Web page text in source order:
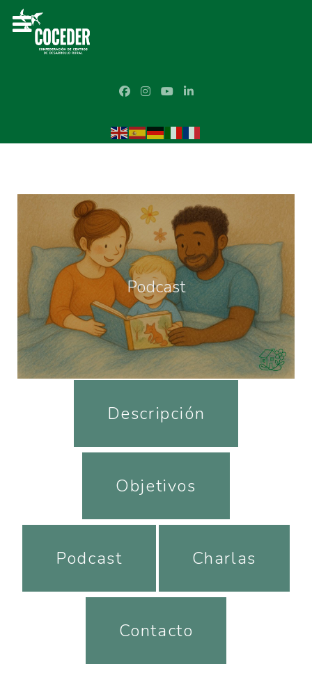
Podcast
Descripción
Objetivos
Podcast Charlas
Contacto